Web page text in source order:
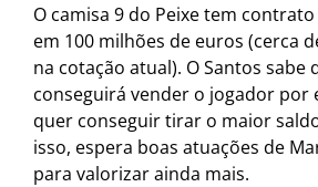
O camisa 9 do Peixe tem
em 100 milhões de euros (cerca
na cotação atual). O Santos sabe
conseguirá vender o jogador por
quer conseguir tirar o maior
isso, espera boas atuações de
para valorizar ainda mais.